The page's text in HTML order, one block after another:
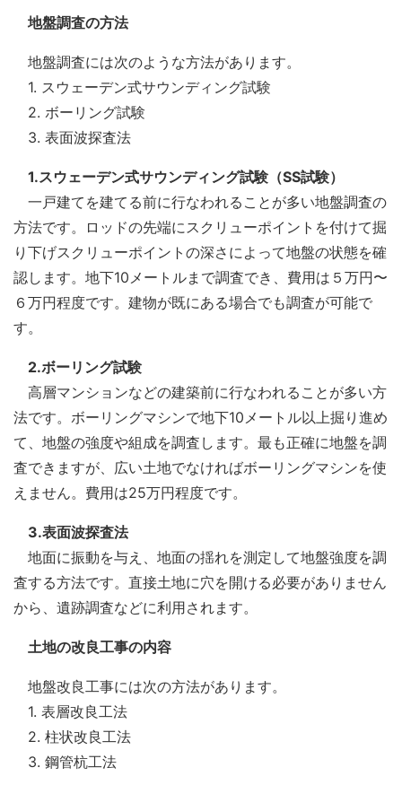
地盤調査の方法
地盤調査には次のような方法があります。
1. スウェーデン式サウンディング試験
2. ボーリング試験
3. 表面波探査法
1.スウェーデン式サウンディング試験（SS試験）
一戸建てを建てる前に行なわれることが多い地盤調査の
方法です。ロッドの先端にスクリューポイントを付けて掘
り下げスクリューポイントの深さによって地盤の状態を確
認します。地下10メートルまで調査でき、費用は５万円〜
６万円程度です。建物が既にある場合でも調査が可能で
す。
2.ボーリング試験
高層マンションなどの建築前に行なわれることが多い方
法です。ボーリングマシンで地下10メートル以上掘り進め
て、地盤の強度や組成を調査します。最も正確に地盤を調
査できますが、広い土地でなければボーリングマシンを使
えません。費用は25万円程度です。
3.表面波探査法
地面に振動を与え、地面の揺れを測定して地盤強度を調
査する方法です。直接土地に穴を開ける必要がありません
から、遺跡調査などに利用されます。
土地の改良工事の内容
地盤改良工事には次の方法があります。
1. 表層改良工法
2. 柱状改良工法
3. 鋼管杭工法